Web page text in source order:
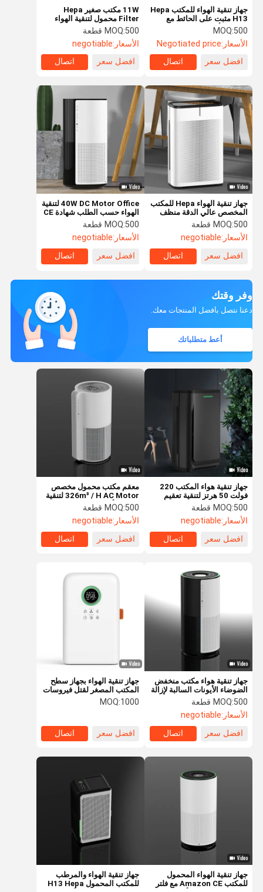
المنزل
11W مكتب صغير Hepa
Filter محمول لتنقية الهواء
XT-KJ070A حسب الطلب
MOQ:500 قطعة
الأسعار:negotiable
افضل سعر
اتصال
جهاز تنقية الهواء للمكتب Hepa
H13 مثبت على الحائط مع
مراقبة الأشعة فوق البنفسجية
PM2.5
MOQ:500
الأسعار:Negotiated price
افضل سعر
اتصال
40W DC Motor Office لتنقية
الهواء حسب الطلب شهادة CE
FCC للمنزلMOQ:500 قطعة
الأسعار:negotiable
افضل سعر
اتصال
جهاز تنقية الهواء Hepa للمكتب
المخصص عالي الدقة منظف
مستشعر الغبار
MOQ:500 قطعة
الأسعار:negotiable
افضل سعر
اتصال
وفر وقتك
دعنا نتصل بأفضل المنتجات معك.
أعط متطلباتك
جهاز تنقية هواء المكتب 220
فولت 50 هرتز لتنقية تعقيم
البلازماMOQ:500 قطعة
الأسعار:negotiable
افضل سعر
اتصال
معقم مكتب محمول مخصص
326m³ / H AC Motor لتنقية
الهواء الأبيض
MOQ:500 قطعة
الأسعار:negotiable
افضل سعر
اتصال
جهاز تنقية هواء مكتب منخفض
الضوضاء الأيونات السالبة لإزالة
الغبار من الجسيمات PM2.5
MOQ:500 قطعة
الأسعار:negotiable
افضل سعر
اتصال
جهاز تنقية الهواء بجهاز سطح
المكتب المصغر لقتل فيروسات
البكتيرياMOQ:1000
افضل سعر اتصال
جهاز تنقية الهواء المحمول
للمكتب Amazon CE مع فلتر
جهاز تنقية الهواء والمرطب
للمكتب المحمول H13 Hepa